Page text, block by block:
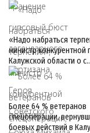
«Надо набраться
министр конкурентной
Калужской области о
Более 64 % ветеранов
спецоперации,
боевых действий в